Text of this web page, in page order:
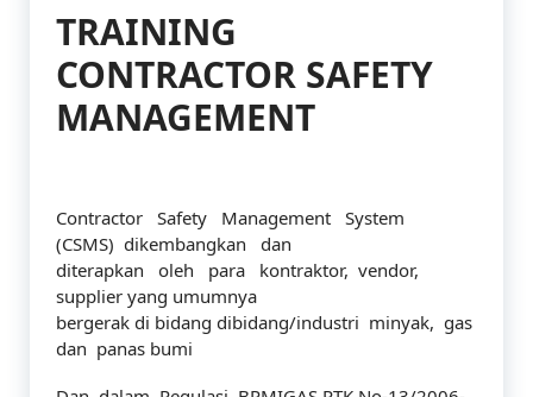
TRAINING
CONTRACTOR SAFETY
MANAGEMENT
Contractor Safety Management System
(CSMS) dikembangkan dan
diterapkan oleh para kontraktor, vendor,
supplier yang umumnya
bergerak di bidang dibidang/industri minyak, gas
dan panas bumi